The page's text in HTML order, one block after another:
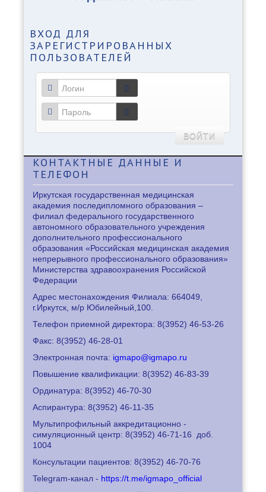
ВХОД ДЛЯ
ЗАРЕГИСТРИРОВАННЫХ
ПОЛЬЗОВАТЕЛЕЙ
ВОЙТИ
КОНТАКТНЫЕ ДАННЫЕ И
ТЕЛЕФОН
Иркутская государственная медицинская
академия последипломного образования –
филиал федерального государственного
автономного образовательного учреждения
дополнительного профессионального
образования «Российская медицинская академия
непрерывного профессионального образования»
Министерства здравоохранения Российской
Федерации
Адрес местонахождения Филиала: 664049,
г.Иркутск, м/р Юбилейный,100.
Телефон приемной директора: 8(3952) 46-53-26
Факс: 8(3952) 46-28-01
Электронная почта: igmapo@igmapo.ru
Повышение квалификации: 8(3952) 46-83-39
Ординатура: 8(3952) 46-70-30
Аспирантура: 8(3952) 46-11-35
Мультипрофильный аккредитационно -
симуляционный центр: 8(3952) 46-71-16
доб.
1004
Консультации пациентов: 8(3952) 46-70-76
Telegram-канал - https://t.me/igmapo_official